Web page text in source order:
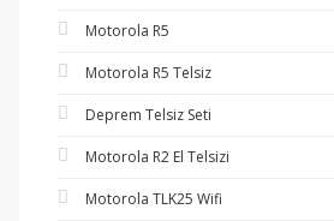
Motorola R5
Motorola R5 Telsiz
Deprem Telsiz Seti
Motorola R2 El Telsizi
Motorola TLK25 Wifi